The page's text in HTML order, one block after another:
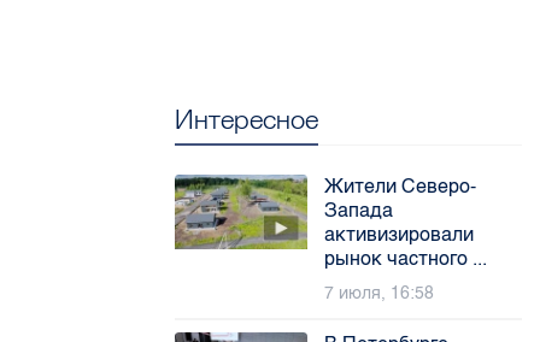
Интересное
Жители Северо-
Запада
активизировали
рынок частного ...
7 июля, 16:58